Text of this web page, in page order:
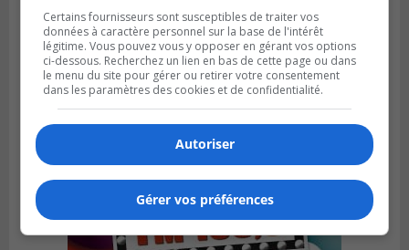
Certains fournisseurs sont susceptibles de traiter vos
données à caractère personnel sur la base de l'intérêt
légitime. Vous pouvez vous y opposer en gérant vos options
ci-dessous. Recherchez un lien en bas de cette page ou dans
le menu du site pour gérer ou retirer votre consentement
dans les paramètres des cookies et de confidentialité.
Autoriser
Gérer vos préférences